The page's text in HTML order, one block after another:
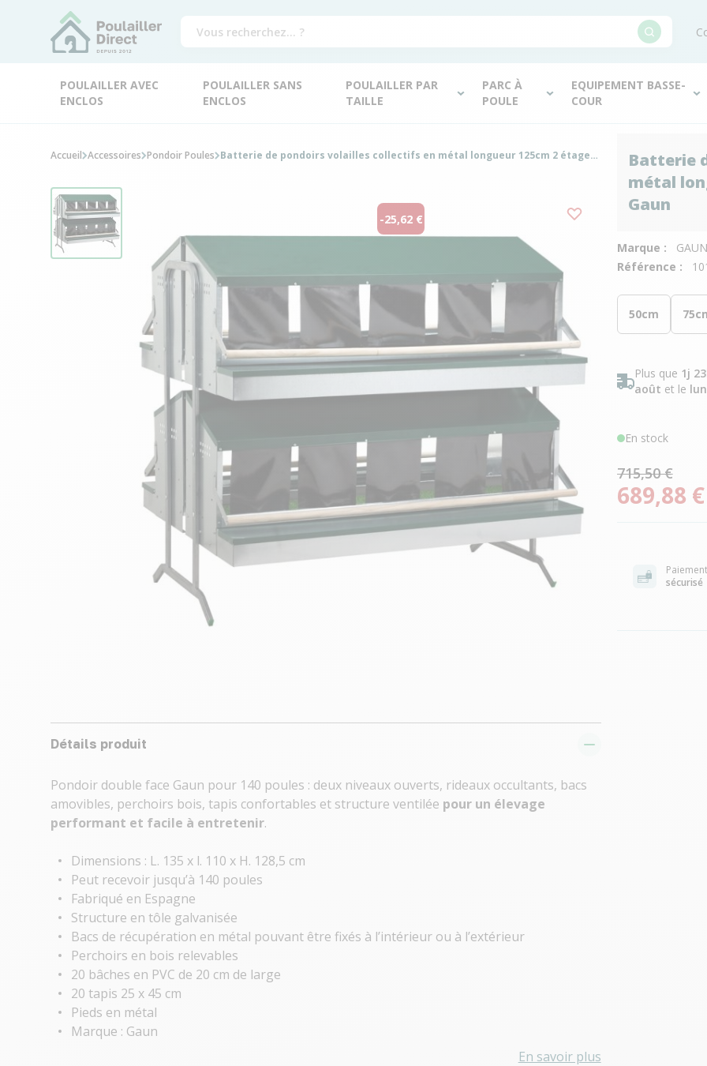
POULAILLER AVEC
ENCLOS
POULAILLER SANS
ENCLOS
POULAILLER PAR
TAILLE
PARC À
POULE
EQUIPEMENT BASSE-
COUR
Batterie
métal
Gaun
Marque :
GAUN
Référence :
50cm
Plus que 1j
août et le
En stock
715,50 €
689,88 €
Paiement
sécurisé
Détails produit
Pondoir double face Gaun pour 140 poules : deux niveaux ouverts, rideaux occultants, bacs
amovibles, perchoirs bois, tapis confortables et structure ventilée pour un élevage
performant et facile à entretenir.
Dimensions : L. 135 x l. 110 x H. 128,5 cm
Peut recevoir jusqu’à 140 poules
Fabriqué en Espagne
Structure en tôle galvanisée
Bacs de récupération en métal pouvant être fixés à l’intérieur ou à l’extérieur
Perchoirs en bois relevables
20 bâches en PVC de 20 cm de large
20 tapis 25 x 45 cm
Pieds en métal
Marque : Gaun
En savoir plus
Accueil Accessoires Pondoir Poules Batterie de pondoirs volailles collectifs en métal longueur 125cm 2 étages 2 faces - Gaun
-25,62 €